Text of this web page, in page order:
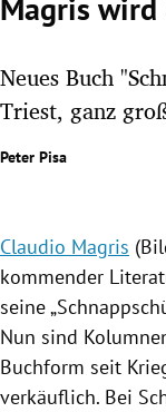
Untermenü
Untermenü
Untermenü
Neues Buch
Triest, ganz
Peter Pisa
Claudio Magris
kommender
seine „
Nun sind
Buchform seit
verkäuflich. Bei